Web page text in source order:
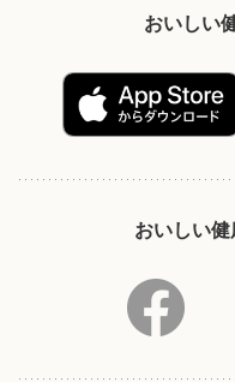
おいしい
おいしい